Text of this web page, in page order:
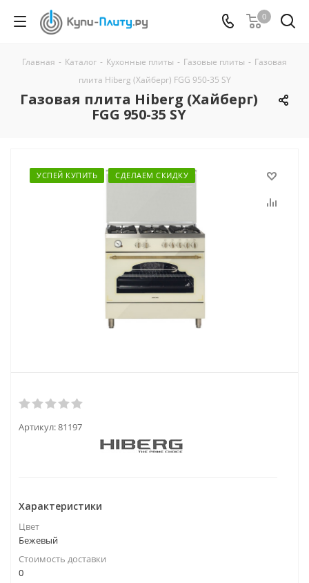
0
Главная - Каталог - Кухонные плиты - Газовые плиты - Газовая
плита Hiberg (Хайберг) FGG 950-35 SY
Газовая плита Hiberg (Хайберг)
FGG 950-35 SY
УСПЕЙ КУПИТЬ СДЕЛАЕМ СКИДКУ
Артикул:81197
Характеристики
Цвет
Бежевый
Стоимость доставки
0